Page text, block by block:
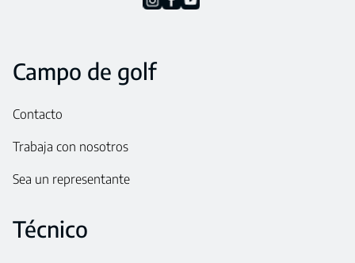
Técnico
Campo de golf
Contacto
Trabaja con nosotros
Sea un representante